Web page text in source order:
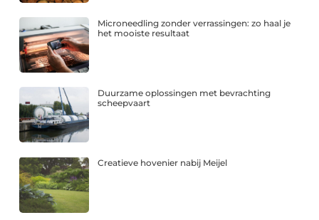
Microneedling zonder verrassingen: zo haal je
het mooiste resultaat
Duurzame oplossingen met bevrachting
scheepvaart
Creatieve hovenier nabij Meijel